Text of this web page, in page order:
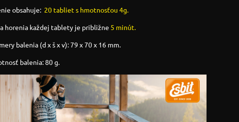
obsahuje: 20 tabliet s hmotnosťou 4g.
horenia každej tablety je približne 5 minút.
balenia (d x š x v): 79 x 70 x 16 mm.
balenia: 80 g.